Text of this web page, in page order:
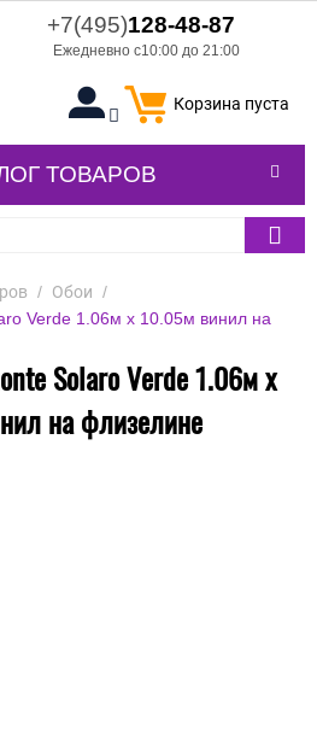
+7(495)128-48-87
Ежедневно с10:00 до 21:00
Корзина пуста
ТОВАРОВ
/ Обои /
Verde 1.06м x 10.05м винил на
Solaro Verde 1.06м x
на флизелине